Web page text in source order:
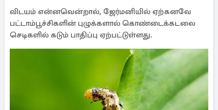
விடயம் என்னவென்றால், ஜேர்மனியில் ஏற்கனவே
பட்டாம்பூச்சிகளின் புழுக்களால் கொண்டைக்கடலை
செடிகளில் கடும் பாதிப்பு ஏற்பட்டுள்ளது.